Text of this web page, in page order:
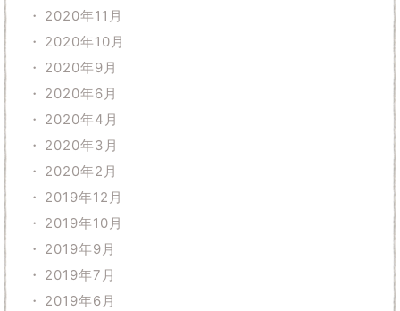
2020年11月
2020年10月
2020年9月
2020年6月
2020年4月
2020年3月
2020年2月
2019年12月
2019年10月
2019年9月
2019年7月
2019年6月